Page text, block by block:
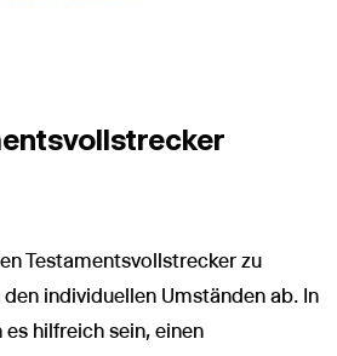
Testamentsvollstrecker zu
individuellen Umständen ab. In
hilfreich sein, einen